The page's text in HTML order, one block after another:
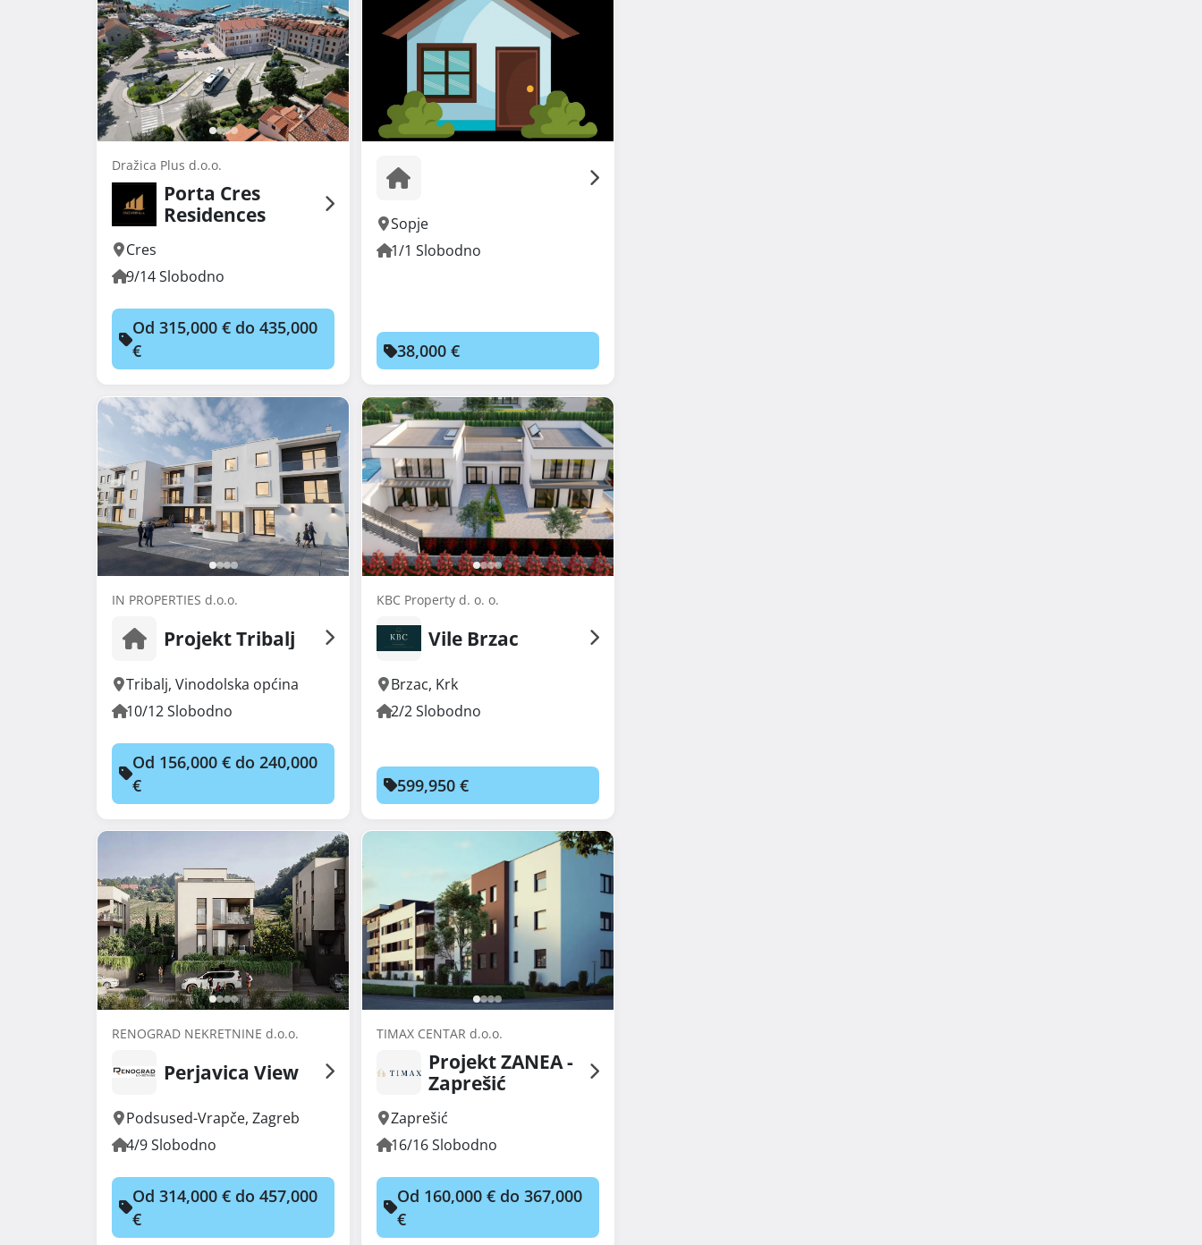
Dražica Plus d.o.o.
Porta Cres
Residences
Cres
9/14 Slobodno
Od 315,000 € do 435,000
€
Sopje
1/1 Slobodno
38,000 €
IN PROPERTIES d.o.o.
Projekt Tribalj
Tribalj,Vinodolska općina
10/12 Slobodno
Od 156,000 € do 240,000
€
KBC Property d. o. o.
Vile Brzac
Brzac, Krk
2/2 Slobodno
599,950 €
RENOGRAD NEKRETNINE d.o.o.
Perjavica View
Podsused-Vrapče,Zagreb
4/9 Slobodno
Od 314,000 € do 457,000
€
TIMAX CENTAR d.o.o.
Projekt ZANEA -
Zaprešić
Zaprešić
16/16 Slobodno
Od 160,000 € do 367,000
€